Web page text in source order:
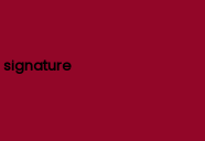
signature